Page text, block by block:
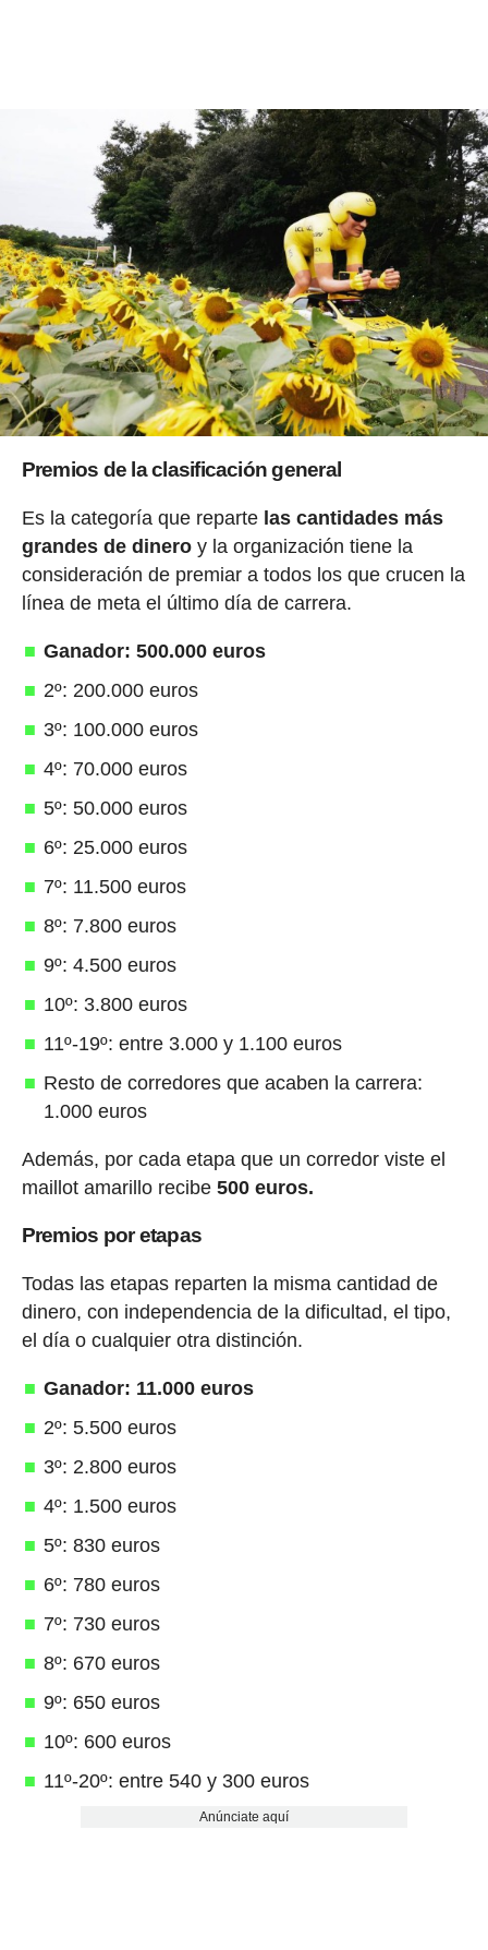
Premios de la clasificación general
Es la categoría que reparte las cantidades más
grandes de dineroy la organización tiene la
consideración de premiar a todos los que crucen la
línea de meta el último día de carrera.
Ganador: 500.000 euros
2º: 200.000 euros
3º: 100.000 euros
4º: 70.000 euros
5º: 50.000 euros
6º: 25.000 euros
7º: 11.500 euros
8º: 7.800 euros
9º: 4.500 euros
10º: 3.800 euros
11º-19º: entre 3.000 y 1.100 euros
Resto de corredores que acaben la carrera:
1.000 euros
Además, por cada etapa que un corredor viste el
maillot amarillo recibe500 euros.
Premios por etapas
Todas las etapas reparten la misma cantidad de
dinero, con independencia de la dificultad, el tipo,
el día o cualquier otra distinción.
Ganador: 11.000 euros
2º: 5.500 euros
3º: 2.800 euros
4º: 1.500 euros
5º: 830 euros
6º: 780 euros
7º: 730 euros
8º: 670 euros
9º: 650 euros
10º: 600 euros
11º-20º: entre 540 y 300 euros
Anúnciate aquí